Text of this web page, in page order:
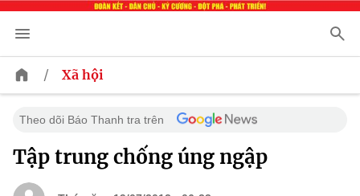
/ Xã hội
Theo dõi Báo Thanh tra trên
Tập trung chống úng ngập